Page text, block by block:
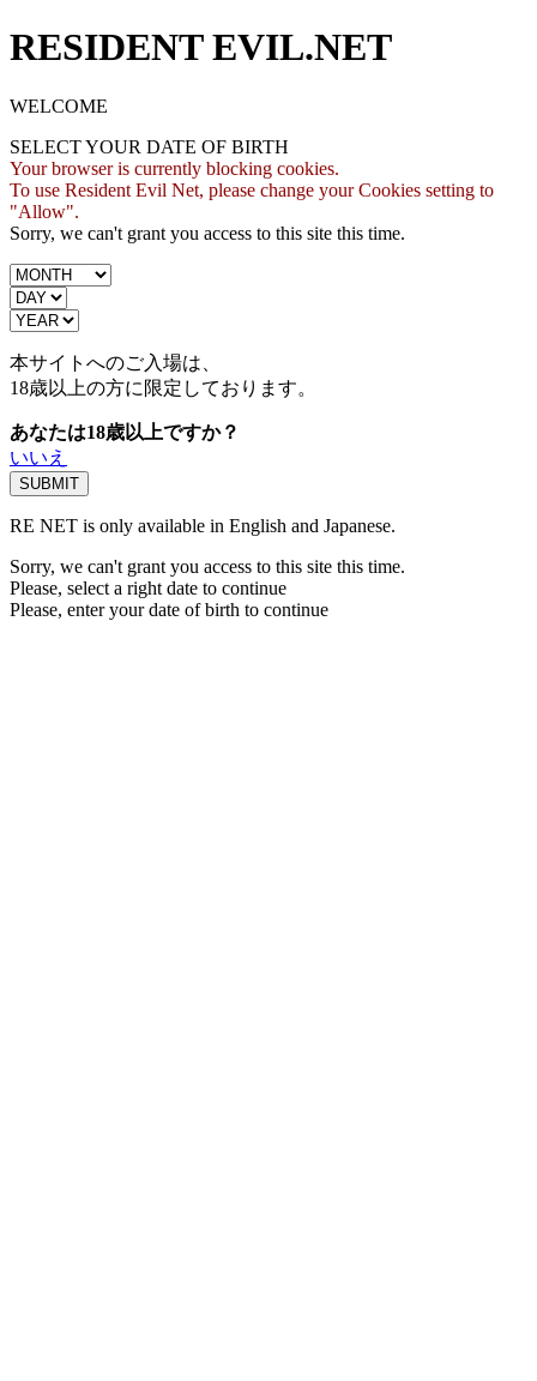
RESIDENT EVIL.NET
WELCOME
SELECT YOUR DATE OF BIRTH
Your browser is currently blocking cookies.
To use Resident Evil Net, please change your Cookies setting to
"Allow".
Sorry, we can't grant you access to this site this time.
本サイトへのご入場は、
18歳以上の方に限定しております。
あなたは18歳以上ですか？
いいえ
RE NET is only available in English and Japanese.
Sorry, we can't grant you access to this site this time.
Please, select a right date to continue
Please, enter your date of birth to continue